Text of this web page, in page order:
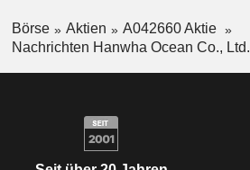
Börse Aktien
A042660 Aktie
Nachrichten Hanwha Ocean Co., Ltd.